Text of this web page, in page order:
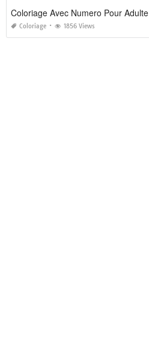
Coloriage Avec Numero Pour Adulte
Coloriage 1856 Views